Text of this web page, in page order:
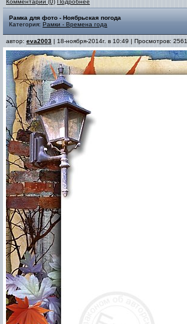
Комментарии (0) Подробнее
Рамка для фото - Ноябрьская погода
Категория: Рамки - Времена года
автор: eva2003 | 18-ноября-2014г. в 10:49 | Просмотров: 2561